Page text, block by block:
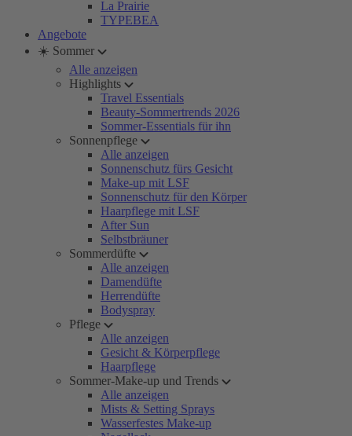
La Prairie
TYPEBEA
Angebote
☀️ Sommer
Alle anzeigen
Highlights
Travel Essentials
Beauty-Sommertrends 2026
Sommer-Essentials für ihn
Sonnenpflege
Alle anzeigen
Sonnenschutz fürs Gesicht
Make-up mit LSF
Sonnenschutz für den Körper
Haarpflege mit LSF
After Sun
Selbstbräuner
Sommerdüfte
Alle anzeigen
Damendüfte
Herrendüfte
Bodyspray
Pflege
Alle anzeigen
Gesicht & Körperpflege
Haarpflege
Sommer-Make-up und Trends
Alle anzeigen
Mists & Setting Sprays
Wasserfestes Make-up